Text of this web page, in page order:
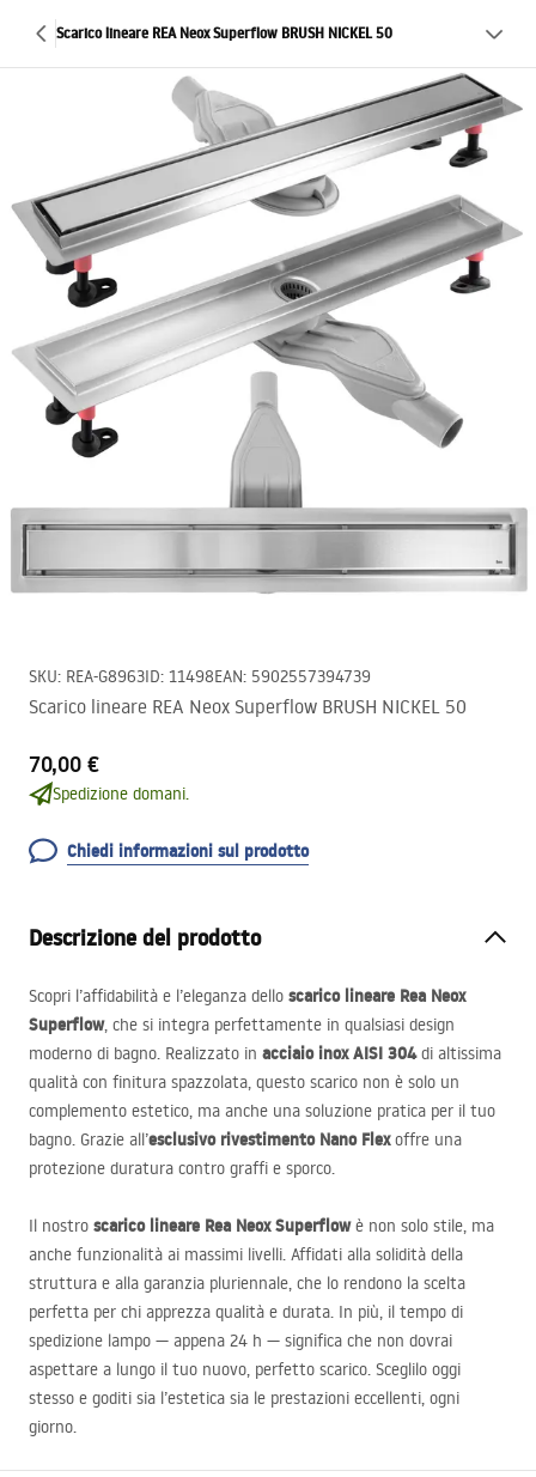
Scarico lineare REA Neox Superflow BRUSH NICKEL 50
SKU: REA-G8963ID: 11498EAN: 5902557394739
Scarico lineare REA Neox Superflow BRUSH NICKEL 50
70,00 €
Spedizione domani.
Chiedi informazioni sul prodotto
Descrizione del prodotto
Scopri l’affidabilità e l’eleganza dello scarico lineare Rea Neox
Superflow, che si integra perfettamente in qualsiasi design
moderno di bagno. Realizzato in acciaio inoxAISI 304di altissima
qualità con finitura spazzolata, questo scarico non è solo un
complemento estetico, ma anche una soluzione pratica per il tuo
bagno. Grazie all’esclusivo rivestimento Nano Flexoffre una
protezione duratura contro graffi e sporco.
Il nostro scarico lineare Rea Neox Superflowè non solo stile, ma
anche funzionalità ai massimi livelli. Affidati alla solidità della
struttura e alla garanzia pluriennale, che lo rendono la scelta
perfetta per chi apprezza qualità e durata. In più, il tempo di
spedizione lampo — appena 24 h — significa che non dovrai
aspettare a lungo il tuo nuovo, perfetto scarico. Sceglilo oggi
stesso e goditi sia l’estetica sia le prestazioni eccellenti, ogni
giorno.